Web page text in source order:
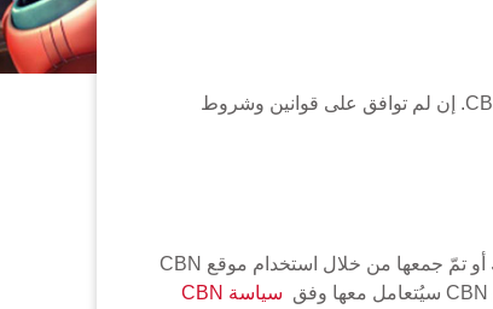
(1) تقرّ بأنّك قرأت قوانين وشروط الاستخدام وأنّك تتقبلها. توافق على قراءة قوانين وشروط الاستخدام بعناية قبل استخدام موقع CBN. إن لم توافق على قوانين وشروط
(2) قد تتابع CBN استخدامك لموقع CBN، وتستطيع أن تستخدم أو تكشف مع أو بدون الإسناد أيّ معلومات ومواد حصلت عليها منك أو تمّ جمعها من خلال استخدام موقع CBN
سياسة CBN